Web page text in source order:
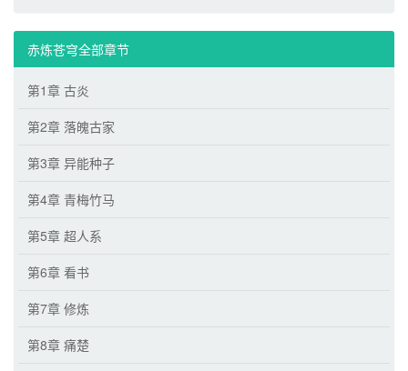
赤炼苍穹全部章节
第1章 古炎
第2章 落魄古家
第3章 异能种子
第4章 青梅竹马
第5章 超人系
第6章 看书
第7章 修炼
第8章 痛楚